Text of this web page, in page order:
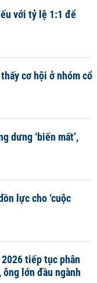
với tỷ lệ 1:1 để
cơ hội ở nhóm cổ
dưng ‘biến mất’,
lực cho ‘cuộc
tiếp tục phân
lớn đầu ngành